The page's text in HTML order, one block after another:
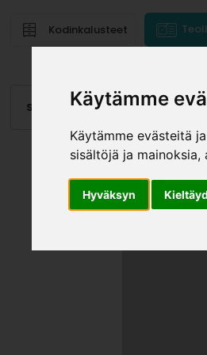
Käytämme
Käytämme evästeitä
sisältöjä ja
Hyväksyn
Kodinkalusteet
Saranat Laatikot, kiskot